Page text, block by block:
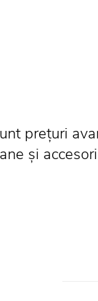
prețuri
și